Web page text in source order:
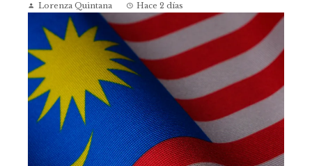
Lorenza Quintana Hace 2 días